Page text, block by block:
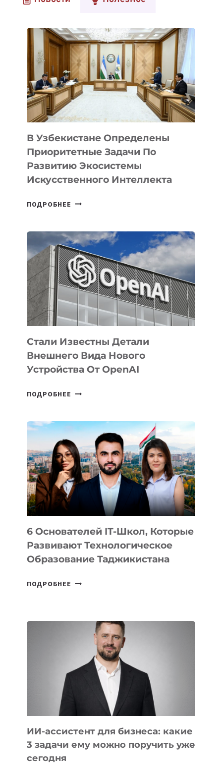
В Узбекистане Определены
Приоритетные Задачи По
Развитию Экосистемы
Искусственного Интеллекта
ПОДРОБНЕЕ В
ПРИОРИТЕТНЫЕ
ЗАДАЧИ
ПО
РАЗВИТИЮ
ЭКОСИСТЕМЫ
ИСКУССТВЕННОГО
ИНТЕЛЛЕКТА
Стали Известны Детали
Внешнего Вида Нового
Устройства От OpenAI
ПОДРОБНЕЕ СТАЛИ
ВНЕШНЕГО
ВИДА
НОВОГО
УСТРОЙСТВА
ОТ
OPENAI
6 Основателей IT-Школ, Которые
Развивают Технологическое
Образование Таджикистана
ПОДРОБНЕЕ
КОТОРЫЕ
РАЗВИВАЮТ
ТЕХНОЛОГИЧЕСКОЕ
ОБРАЗОВАНИЕ
ТАДЖИКИСТАНА
ИИ-ассистент для бизнеса: какие
3 задачи ему можно поручить уже
сегодня